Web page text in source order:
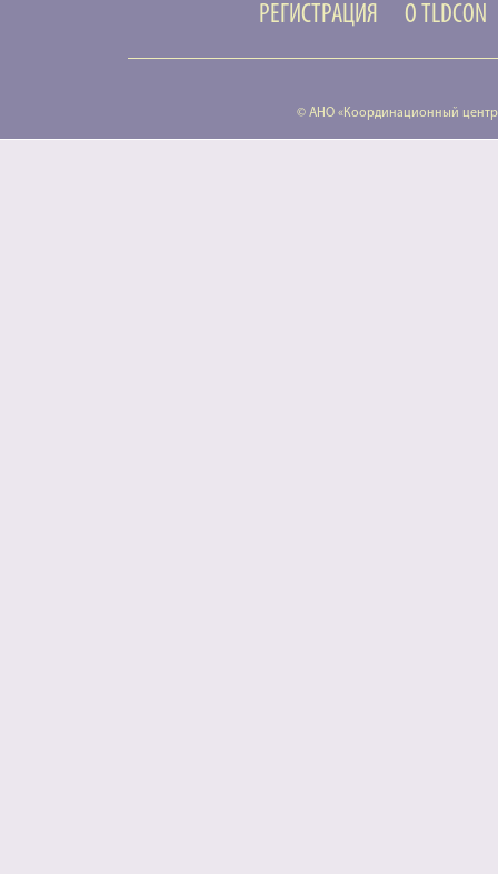
РЕГИСТРАЦИЯ О TLDCON
© АНО «Координационный центр